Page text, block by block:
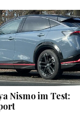
Nismo im Test: